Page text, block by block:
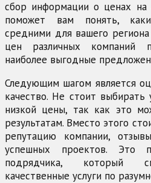
сбор информации о ценах на
поможет вам понять,
средними для вашего
цен различных компаний
наиболее выгодные
Следующим шагом является
качество. Не стоит выбирать
низкой цены, так как это
результатам. Вместо этого
репутацию компании,
успешных проектов. Это
подрядчика, который
качественные услуги по